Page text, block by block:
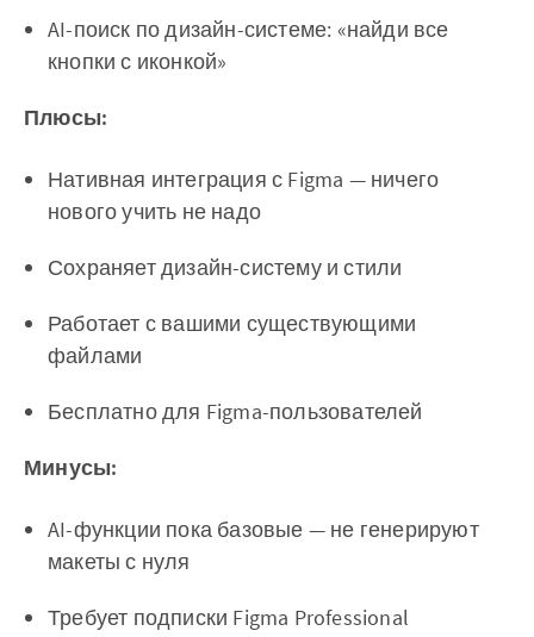
AI-поиск по дизайн-системе: «найди все
кнопки с иконкой»
Плюсы:
Нативная интеграция с Figma — ничего
нового учить не надо
Сохраняет дизайн-систему и стили
Работает с вашими существующими
файлами
Бесплатно для Figma-пользователей
Минусы:
AI-функции пока базовые — не генерируют
макеты с нуля
Требует подписки Figma Professional